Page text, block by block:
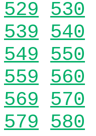
529 530
539 540
549 550
559 560
569 570
579 580